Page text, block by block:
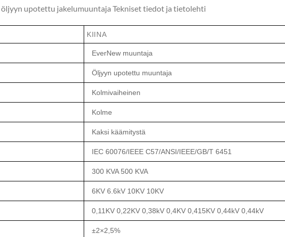
upotettu jakelumuuntaja Tekniset tiedot ja tietolehti
KIINA
EverNew muuntaja
Öljyyn upotettu muuntaja
Kolmivaiheinen
Kolme
Kaksi käämitystä
IEC 60076/IEEE C57/ANSI/IEEE/GB/T 6451
300 KVA 500 KVA
6KV 6.6kV 10KV 10KV
0,11KV 0,22KV 0,38kV 0,4KV 0,415KV 0,44kV 0,44kV
±2×2,5%